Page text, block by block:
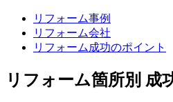
リフォーム事例
リフォーム会社
リフォーム成功のポイント
リフォーム箇所別 成